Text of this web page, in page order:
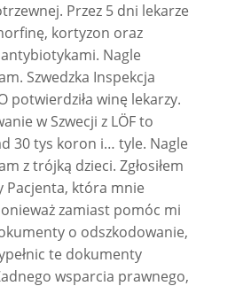
Przez 5 dni lekarze
kortyzon oraz
Nagle
Szwedzka Inspekcja
potwierdziła winę lekarzy.
w Szwecji z LÖF to
30 tys koron i… tyle. Nagle
z trójką dzieci. Zgłosiłem
Pacjenta, która mnie
zamiast pomóc mi
o odszkodowanie,
te dokumenty
wsparcia prawnego,